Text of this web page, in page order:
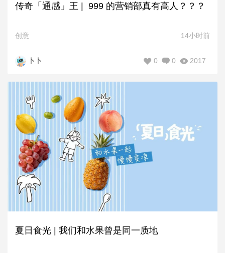
传奇「通感」王 | 999 的营销部真有高人？？？
创意 14小时前
卜卜 2017
0
0
夏日食光 | 我们和水果曾是同一质地